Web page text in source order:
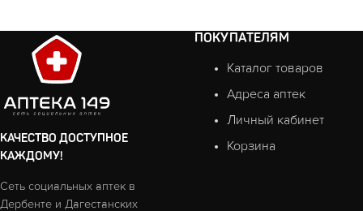
КАЧЕСТВО ДОСТУПНОЕ
КАЖДОМУ!
Сеть социальных аптек в
Дербенте и Дагестанских
ПОКУПАТЕЛЯМ
Каталог товаров
Адреса аптек
Личный кабинет
Корзина